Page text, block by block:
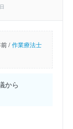
/ 作業療法士
から